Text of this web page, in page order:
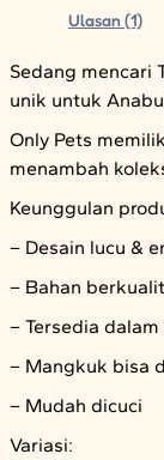
Ulasan (1)
Sedang mencari
unik untuk
Only Pets
menambah
Keunggulan
– Desain lucu &
– Bahan
– Tersedia dalam
– Mangkuk bisa
– Mudah dicuci
Variasi: